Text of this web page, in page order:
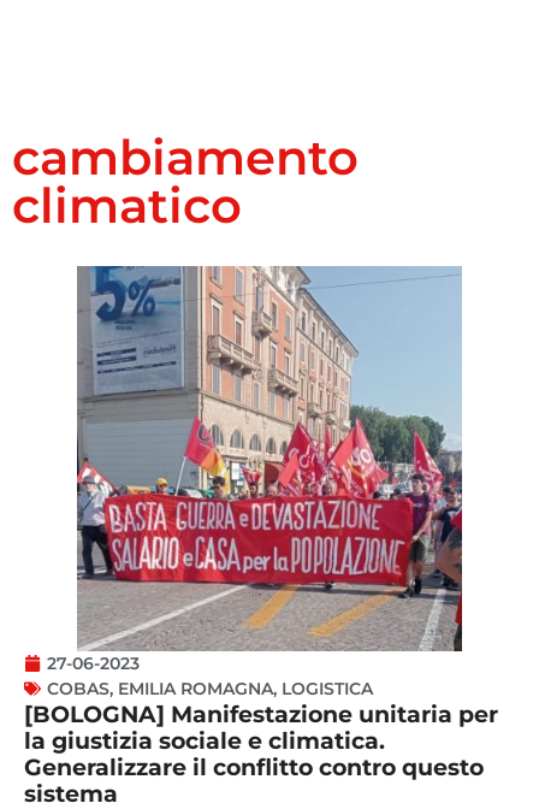
cambiamento
climatico
27-06-2023
COBAS, EMILIA ROMAGNA, LOGISTICA
[BOLOGNA] Manifestazione unitaria per
la giustizia sociale e climatica.
Generalizzare il conflitto contro questo
sistema